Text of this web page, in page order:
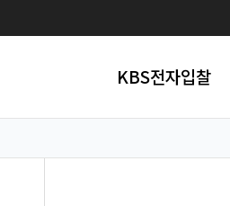
KBS전자입찰